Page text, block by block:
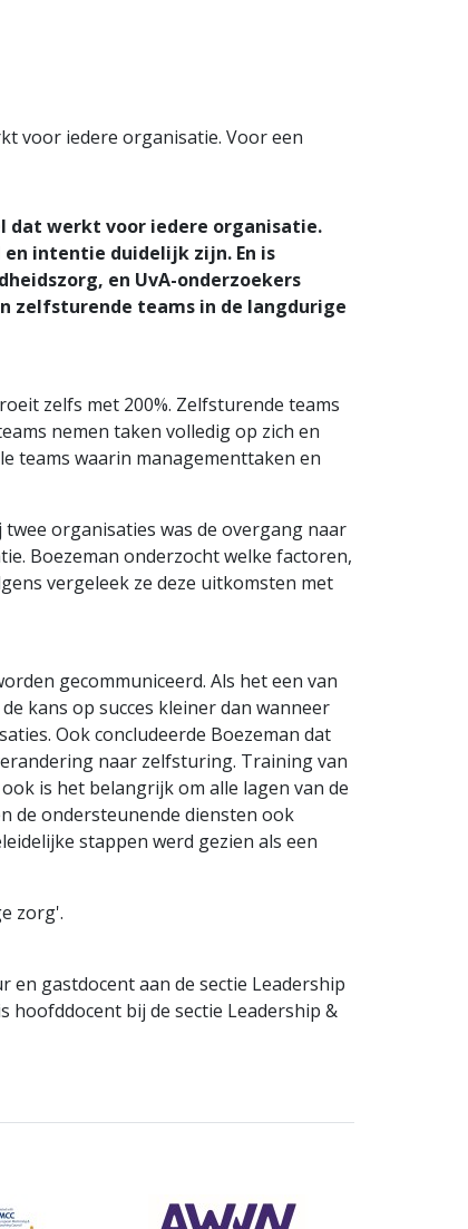
voor iedere organisatie. Voor een
dat werkt voor iedere organisatie.
en intentie duidelijk zijn. En is
en UvA-onderzoekers
zelfsturende teams in de langdurige
zelfs met 200%. Zelfsturende teams
nemen taken volledig op zich en
teams waarin managementtaken en
organisaties was de overgang naar
Boezeman onderzocht welke factoren,
vergeleek ze deze uitkomsten met
gecommuniceerd. Als het een van
kans op succes kleiner dan wanneer
Ook concludeerde Boezeman dat
naar zelfsturing. Training van
is het belangrijk om alle lagen van de
de ondersteunende diensten ook
stappen werd gezien als een
zorg'.
en gastdocent aan de sectie Leadership
hoofddocent bij de sectie Leadership &